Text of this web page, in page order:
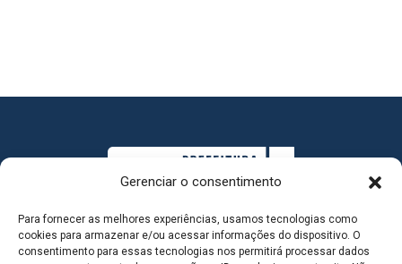
Gerenciar o consentimento
Para fornecer as melhores experiências, usamos tecnologias como
cookies para armazenar e/ou acessar informações do dispositivo. O
consentimento para essas tecnologias nos permitirá processar dados